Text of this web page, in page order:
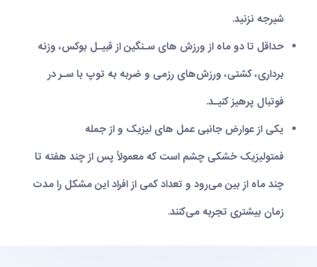
شیرجه نزنید.
حداقل تا دو ماه از ورزش های سـنگین از قبیـل بوکس، وزنه
برداری، کشتی، ورزش‌های رزمی و ضربه به توپ با سـر در
فوتبال پرهیز کنیـد.
یکی از عوارض جانبی عمل های لیزیک و از جمله
فمتولیزیک خشکی چشم است که معمولاً پس از چند هفته تا
چند ماه از بین می‌رود و تعداد کمی از افراد این مشکل را مدت
زمان بیشتری تجربه می‌کنند.